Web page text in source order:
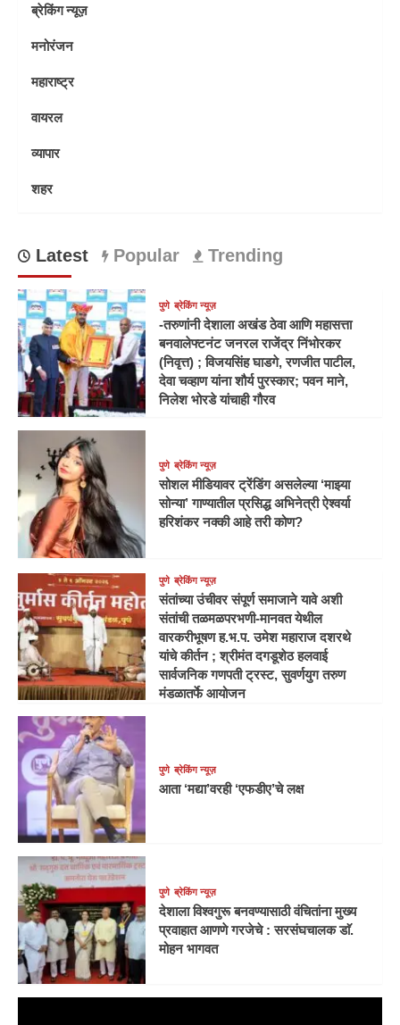
ब्रेकिंग न्यूज़
मनोरंजन
महाराष्ट्र
वायरल
व्यापार
शहर
Latest Popular Trending
पुणे ब्रेकिंग न्यूज़
-तरुणांनी देशाला अखंड ठेवा आणि महासत्ता
बनवालेफ्टनंट जनरल राजेंद्र निंभोरकर
(निवृत्त) ; विजयसिंह घाडगे, रणजीत पाटील,
देवा चव्हाण यांना शौर्य पुरस्कार; पवन माने,
निलेश भोरडे यांचाही गौरव
पुणे ब्रेकिंग न्यूज़
सोशल मीडियावर ट्रेंडिंग असलेल्या ‘माझ्या
सोन्या’ गाण्यातील प्रसिद्ध अभिनेत्री ऐश्वर्या
हरिशंकर नक्की आहे तरी कोण?
पुणे ब्रेकिंग न्यूज़
संतांच्या उंचीवर संपूर्ण समाजाने यावे अशी
संतांची तळमळपरभणी-मानवत येथील
वारकरीभूषण ह.भ.प. उमेश महाराज दशरथे
यांचे कीर्तन ; श्रीमंत दगडूशेठ हलवाई
सार्वजनिक गणपती ट्रस्ट, सुवर्णयुग तरुण
मंडळातर्फे आयोजन
पुणे ब्रेकिंग न्यूज़
आता ‘मद्या’वरही ‘एफडीए’चे लक्ष
पुणे ब्रेकिंग न्यूज़
देशाला विश्वगुरू बनवण्यासाठी वंचितांना मुख्य
प्रवाहात आणणे गरजेचे : सरसंघचालक डाॅ.
मोहन भागवत